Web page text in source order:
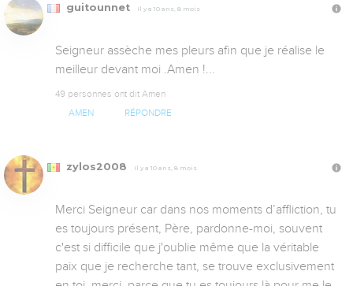
guitounnet Il y a 10 ans, 8 mois
Seigneur assèche mes pleurs afin que je réalise le
meilleur devant moi .Amen !...
49 personnes ont dit Amen
AMEN RÉPONDRE
zylos2008 Il y a 10 ans, 8 mois
Merci Seigneur car dans nos moments d’affliction, tu
es toujours présent, Père, pardonne-moi, souvent
c'est si difficile que j'oublie même que la véritable
paix que je recherche tant, se trouve exclusivement